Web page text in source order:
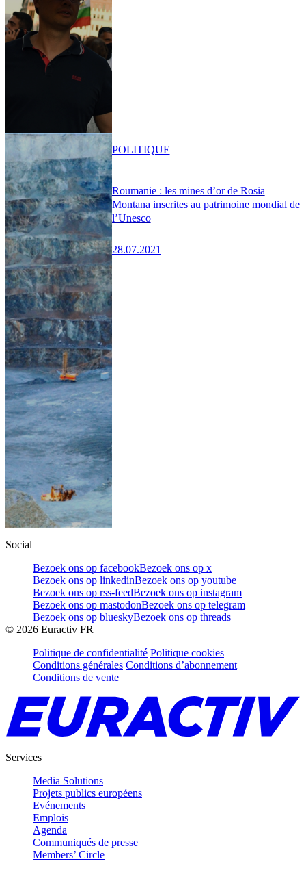
Roumanie : les mines d’or de Rosia
Montana inscrites au patrimoine mondial de
l’Unesco
28.07.2021
POLITIQUE
Social
Bezoek ons op facebookBezoek ons op x
Bezoek ons op linkedinBezoek ons op youtube
Bezoek ons op rss-feedBezoek ons op instagram
Bezoek ons op mastodonBezoek ons op telegram
Bezoek ons op blueskyBezoek ons op threads
© 2026 Euractiv FR
Politique de confidentialité Politique cookies
Conditions générales Conditions d’abonnement
Conditions de vente
Services
Media Solutions
Projets publics européens
Evénements
Emplois
Agenda
Communiqués de presse
Members’ Circle